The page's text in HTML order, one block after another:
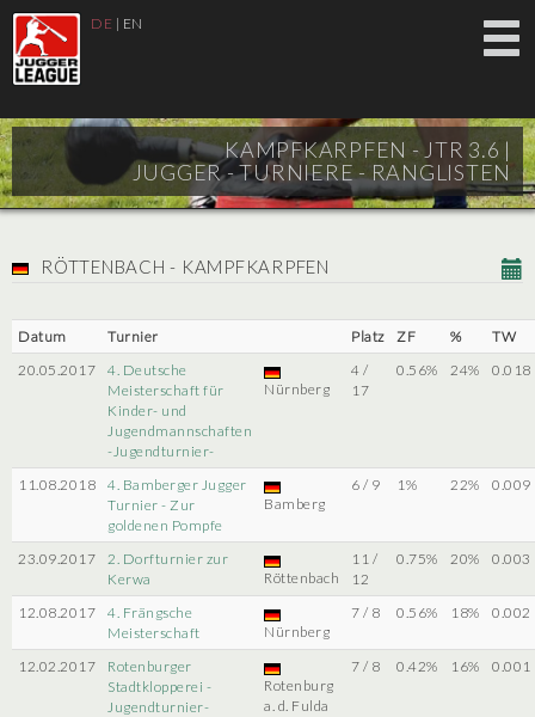
DE | EN
KAMPFKARPFEN - JTR 3.6 |
JUGGER - TURNIERE - RANGLISTEN
RÖTTENBACH - KAMPFKARPFEN
Datum Turnier Platz ZF %
TW
20.05.2017
4. Deutsche
Meisterschaft für
Kinder- und
Jugendmannschaften
-Jugendturnier-
Nürnberg
4 /
17
0.56% 24% 0.018
11.08.2018
4. Bamberger Jugger
Turnier - Zur
goldenen Pompfe
Bamberg
6 / 9 1% 22% 0.009
23.09.2017
2. Dorfturnier zur
Kerwa
Röttenbach
11 /
12
0.75% 20% 0.003
12.08.2017
4. Frängsche
Meisterschaft
Nürnberg
7 / 8 0.56% 18% 0.002
12.02.2017
Rotenburger
Stadtklopperei -
Jugendturnier-
Rotenburg
a. d. Fulda
7 / 8 0.42% 16% 0.001